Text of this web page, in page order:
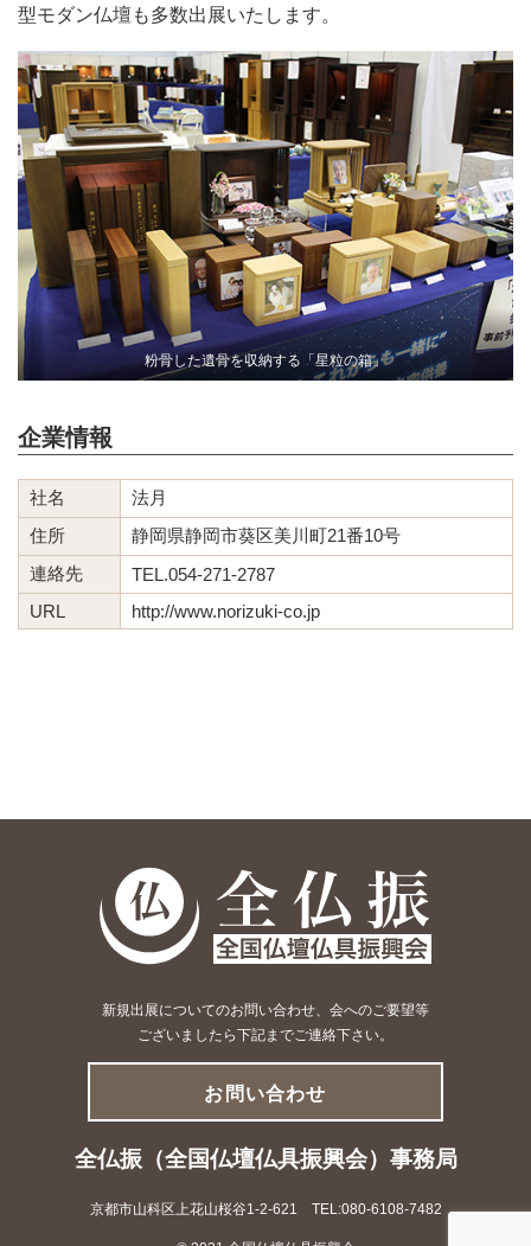
型モダン仏壇も多数出展いたします。
粉骨した遺骨を収納する「星粒の箱」
企業情報
社名
法月
住所
静岡県静岡市葵区美川町21番10号
連絡先
TEL.054-271-2787
URL
http://www.norizuki-co.jp
新規出展についてのお問い合わせ、会へのご要望等
ございましたら下記までご連絡下さい。
お問い合わせ
全仏振（全国仏壇仏具振興会）事務局
京都市山科区上花山桜谷1-2-621 TEL:080-6108-7482